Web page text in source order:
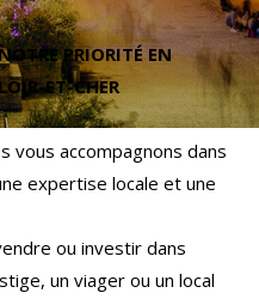
PRIORITÉ EN
ET-CHER
vous accompagnons dans
expertise locale et une
ou investir dans
un viager ou un local